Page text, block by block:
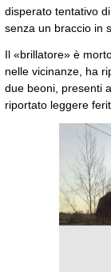
disperato tentativo
senza un braccio in
Il «brillatore» è
nelle vicinanze, ha
due beoni, presenti
riportato leggere